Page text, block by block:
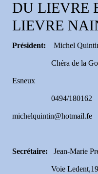
DU LIEVRE
LIEVRE
Président: Michel
Chéra de la
Esneux
0494/
michelquintin@hotmail.fe
Secrétaire: Jean-Marie
Voie